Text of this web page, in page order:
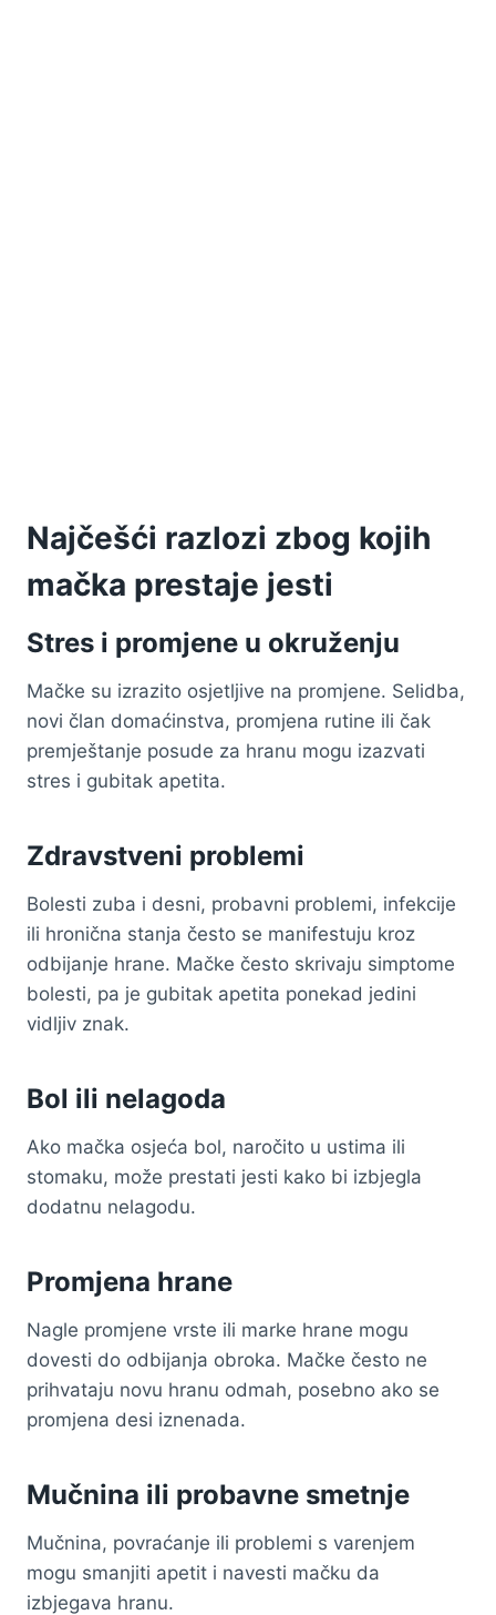
Najčešći razlozi zbog kojih
mačka prestaje jesti
Stres i promjene u okruženju
Mačke su izrazito osjetljive na promjene. Selidba,
novi član domaćinstva, promjena rutine ili čak
premještanje posude za hranu mogu izazvati
stres i gubitak apetita.
Zdravstveni problemi
Bolesti zuba i desni, probavni problemi, infekcije
ili hronična stanja često se manifestuju kroz
odbijanje hrane. Mačke često skrivaju simptome
bolesti, pa je gubitak apetita ponekad jedini
vidljiv znak.
Bol ili nelagoda
Ako mačka osjeća bol, naročito u ustima ili
stomaku, može prestati jesti kako bi izbjegla
dodatnu nelagodu.
Promjena hrane
Nagle promjene vrste ili marke hrane mogu
dovesti do odbijanja obroka. Mačke često ne
prihvataju novu hranu odmah, posebno ako se
promjena desi iznenada.
Mučnina ili probavne smetnje
Mučnina, povraćanje ili problemi s varenjem
mogu smanjiti apetit i navesti mačku da
izbjegava hranu.